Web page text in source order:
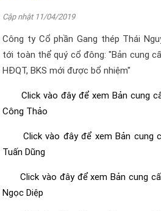
Cập nhật 11/04/2019
Công ty Cổ phần Gang thép Thái
tới toàn thể quý cổ đông: "Bản cung
HĐQT, BKS mới được bổ nhiệm"
Click vào đây để xem Bản cung
Công Thảo
Click vào đây để xem Bản cung
Tuấn Dũng
Click vào đây để xem Bản cung
Ngọc Diệp